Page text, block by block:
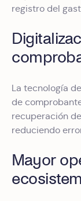
registro del
La tecnología
de
recuperación
reduciendo
Mayor